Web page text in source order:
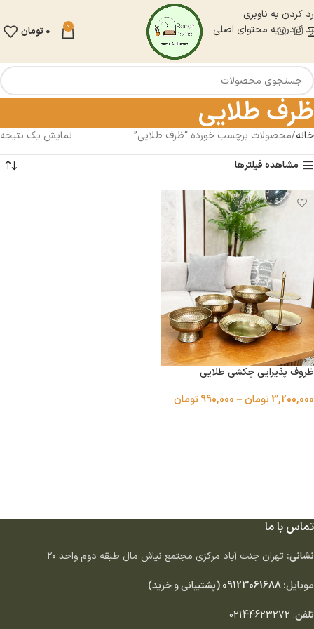
رد کردن به ناوبری
رد کردن به محتوای اصلی
0
0 تومان
ظرف طلایی
خانه محصولات برچسب خورده “ظرف طلایی”
نمایش یک نتیجه
مشاهده فیلترها
ظروف پذیرایی چکشی طلایی
3,200,000تومان–
990,000تومان
تماس با ما
نشانی: تهران جنت آباد مركزى مجتمع نياش مال طبقه دوم واحد ٢٠
موبایل:09123061688(پشتیبانی و خرید)
تلفن:
02144623272